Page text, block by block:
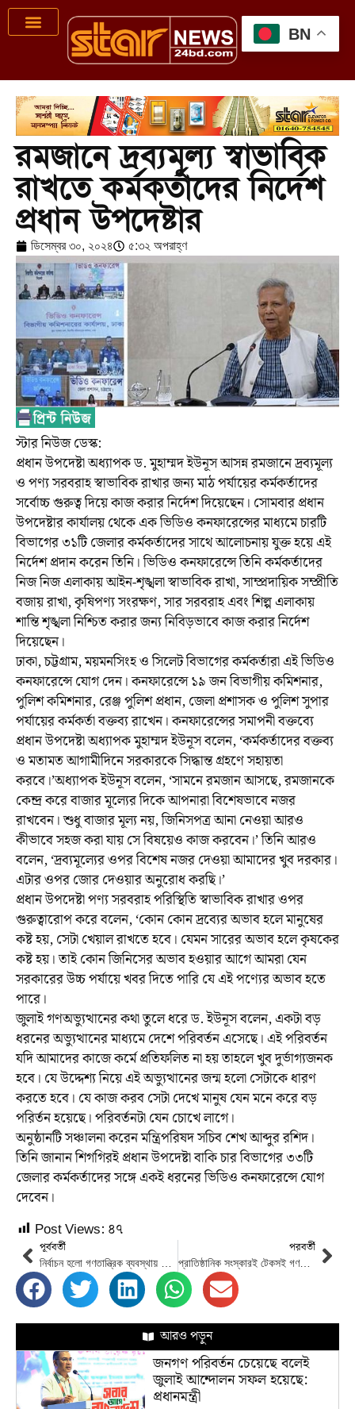
রমজানে দ্রব্যমূল্য স্বাভাবিক
রাখতে কর্মকর্তাদের নির্দেশ
প্রধান উপদেষ্টার
ডিসেম্বর ৩০, ২০২৪ ৫:৩২ অপরাহ্ণ
স্টার নিউজ ডেস্ক:
প্রধান উপদেষ্টা অধ্যাপক ড. মুহাম্মদ ইউনূস আসন্ন রমজানে দ্রব্যমূল্য
ও পণ্য সরবরাহ স্বাভাবিক রাখার জন্য মাঠ পর্যায়ের কর্মকর্তাদের
সর্বোচ্চ গুরুত্ব দিয়ে কাজ করার নির্দেশ দিয়েছেন। সোমবার প্রধান
উপদেষ্টার কার্যালয় থেকে এক ভিডিও কনফারেন্সের মাধ্যমে চারটি
বিভাগের ৩১টি জেলার কর্মকর্তাদের সাথে আলোচনায় যুক্ত হয়ে এই
নির্দেশ প্রদান করেন তিনি। ভিডিও কনফারেন্সে তিনি কর্মকর্তাদের
নিজ নিজ এলাকায় আইন-শৃঙ্খলা স্বাভাবিক রাখা, সাম্প্রদায়িক সম্প্রীতি
বজায় রাখা, কৃষিপণ্য সংরক্ষণ, সার সরবরাহ এবং শিল্প এলাকায়
শান্তি শৃঙ্খলা নিশ্চিত করার জন্য নিবিড়ভাবে কাজ করার নির্দেশ
দিয়েছেন।
ঢাকা, চট্টগ্রাম, ময়মনসিংহ ও সিলেট বিভাগের কর্মকর্তারা এই ভিডিও
কনফারেন্সে যোগ দেন। কনফারেন্সে ১৯ জন বিভাগীয় কমিশনার,
পুলিশ কমিশনার, রেঞ্জ পুলিশ প্রধান, জেলা প্রশাসক ও পুলিশ সুপার
পর্যায়ের কর্মকর্তা বক্তব্য রাখেন। কনফারেন্সের সমাপনী বক্তব্যে
প্রধান উপদেষ্টা অধ্যাপক মুহাম্মদ ইউনূস বলেন, ‘কর্মকর্তাদের বক্তব্য
ও মতামত আগামীদিনে সরকারকে সিদ্ধান্ত গ্রহণে সহায়তা
করবে।’অধ্যাপক ইউনূস বলেন, ‘সামনে রমজান আসছে, রমজানকে
কেন্দ্র করে বাজার মূল্যের দিকে আপনারা বিশেষভাবে নজর
রাখবেন। শুধু বাজার মূল্য নয়, জিনিসপত্র আনা নেওয়া আরও
কীভাবে সহজ করা যায় সে বিষয়েও কাজ করবেন।’ তিনি আরও
বলেন, ‘দ্রব্যমূল্যের ওপর বিশেষ নজর দেওয়া আমাদের খুব দরকার।
এটার ওপর জোর দেওয়ার অনুরোধ করছি।’
প্রধান উপদেষ্টা পণ্য সরবরাহ পরিস্থিতি স্বাভাবিক রাখার ওপর
গুরুত্বারোপ করে বলেন, ‘কোন কোন দ্রব্যের অভাব হলে মানুষের
কষ্ট হয়, সেটা খেয়াল রাখতে হবে। যেমন সারের অভাব হলে কৃষকের
কষ্ট হয়। তাই কোন জিনিসের অভাব হওয়ার আগে আমরা যেন
সরকারের উচ্চ পর্যায়ে খবর দিতে পারি যে এই পণ্যের অভাব হতে
পারে।
জুলাই গণঅভ্যুত্থানের কথা তুলে ধরে ড. ইউনূস বলেন, একটা বড়
ধরনের অভ্যুত্থানের মাধ্যমে দেশে পরিবর্তন এসেছে। এই পরিবর্তন
যদি আমাদের কাজে কর্মে প্রতিফলিত না হয় তাহলে খুব দুর্ভাগ্যজনক
হবে। যে উদ্দেশ্য নিয়ে এই অভ্যুত্থানের জন্ম হলো সেটাকে ধারণ
করতে হবে। যে কাজ করব সেটা দেখে মানুষ যেন মনে করে বড়
পরির্তন হয়েছে। পরিবর্তনটা যেন চোখে লাগে।
অনুষ্ঠানটি সঞ্চালনা করেন মন্ত্রিপরিষদ সচিব শেখ আব্দুর রশিদ।
তিনি জানান শিগগিরই প্রধান উপদেষ্টা বাকি চার বিভাগের ৩৩টি
জেলার কর্মকর্তাদের সঙ্গে একই ধরনের ভিডিও কনফারেন্সে যোগ
দেবেন।
Post Views: ৪৭
পূর্ববর্তী পরবর্তী
প্রাতিষ্ঠানিক সংস্কারই টেকসই গণতন্ত্র রক্ষা করবে: উপদেষ্টা নাহিদ ও মাহফুজ
আরও পড়ুন
জনগণ পরিবর্তন চেয়েছে বলেই
জুলাই আন্দোলন সফল হয়েছে:
প্রধানমন্ত্রী
BN